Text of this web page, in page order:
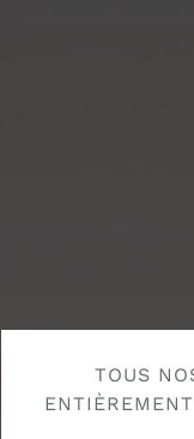
TOUS